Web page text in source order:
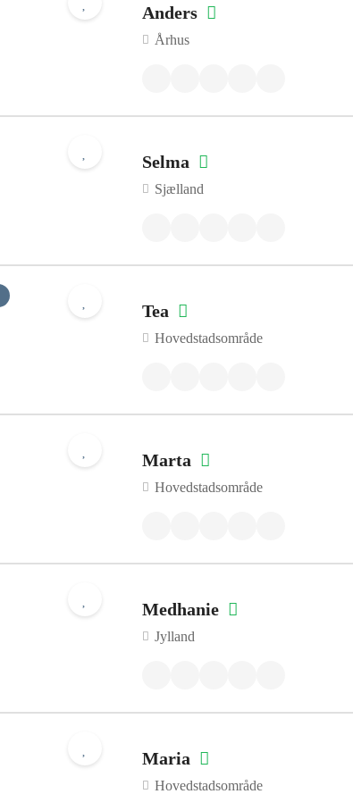
Anders
Århus
Selma
Sjælland
Tea
Hovedstadsområde
Marta
Hovedstadsområde
Medhanie
Jylland
Maria
Hovedstadsområde